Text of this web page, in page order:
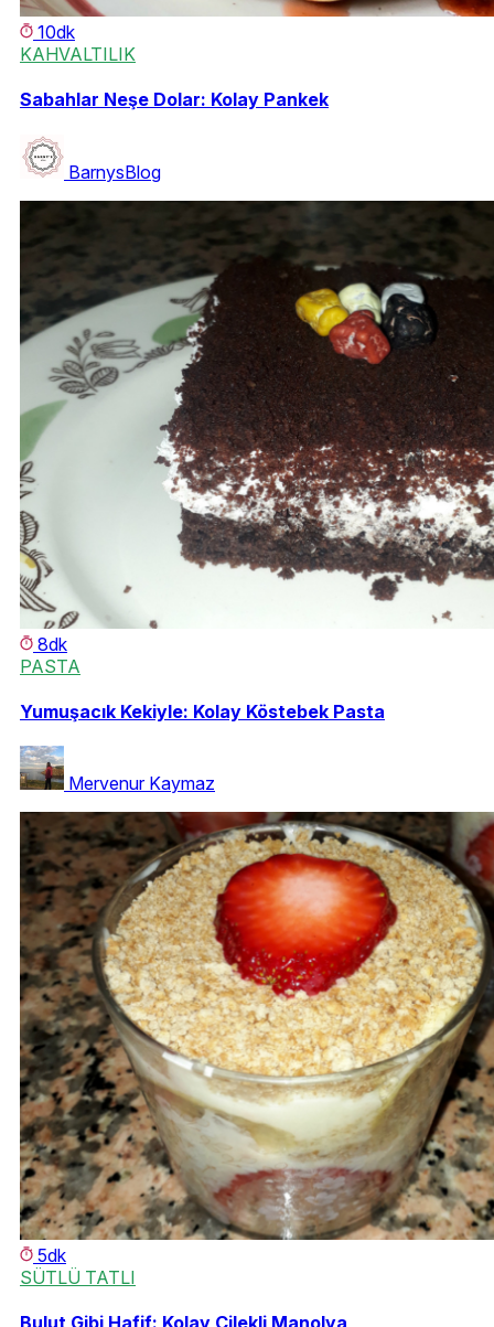
10dk
KAHVALTILIK
Sabahlar Neşe Dolar: Kolay Pankek
BarnysBlog
8dk
PASTA
Yumuşacık Kekiyle: Kolay Köstebek Pasta
Mervenur Kaymaz
5dk
SÜTLÜ TATLI